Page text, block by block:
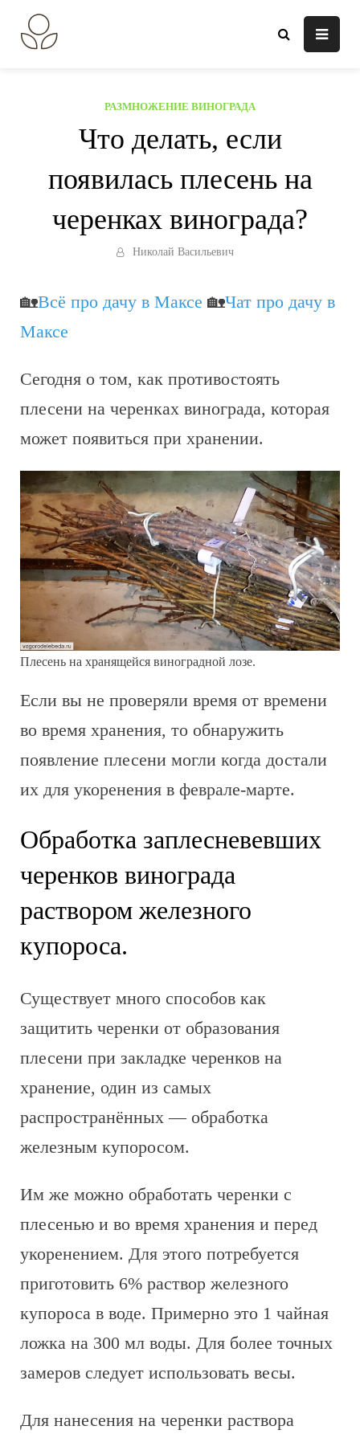
содержанию
РАЗМНОЖЕНИЕ ВИНОГРАДА
Что делать, если
появилась плесень на
черенках винограда?
Николай Васильевич
🏡Всё про дачу в Максе 🏡Чат про дачу в
Максе
Сегодня о том, как противостоять
плесени на черенках винограда, которая
может появиться при хранении.
Плесень на хранящейся виноградной лозе.
Если вы не проверяли время от времени
во время хранения, то обнаружить
появление плесени могли когда достали
их для укоренения в феврале-марте.
Обработка заплесневевших
черенков винограда
раствором железного
купороса.
Существует много способов как
защитить черенки от образования
плесени при закладке черенков на
хранение, один из самых
распространённых — обработка
железным купоросом.
Им же можно обработать черенки с
плесенью и во время хранения и перед
укоренением. Для этого потребуется
приготовить 6% раствор железного
купороса в воде. Примерно это 1 чайная
ложка на 300 мл воды. Для более точных
замеров следует использовать весы.
Для нанесения на черенки раствора